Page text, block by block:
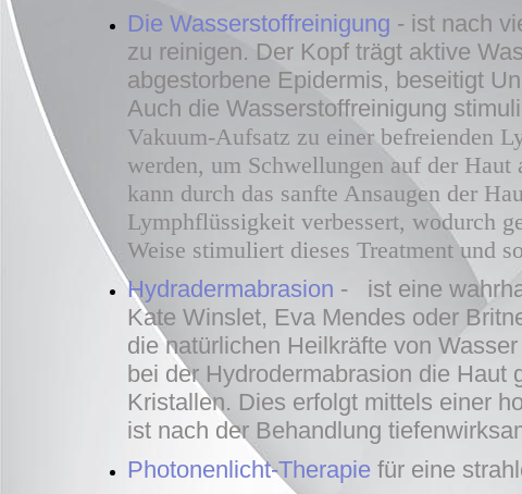
Die Wasserstoffreinigung - ist nach
zu reinigen. Der Kopf trägt aktive
abgestorbene Epidermis, beseitigt
Auch die Wasserstoffreinigung
Vakuum-Aufsatz zu einer befreienden
werden, um Schwellungen auf der
kann durch das sanfte Ansaugen der
Lymphflüssigkeit verbessert, wodurch
Weise stimuliert dieses Treatment und
Hydradermabrasion - ist eine
Kate Winslet, Eva Mendes oder
die natürlichen Heilkräfte von
bei der Hydrodermabrasion die Haut
Kristallen. Dies erfolgt mittels einer
ist nach der Behandlung
Photonenlicht-Therapie für eine